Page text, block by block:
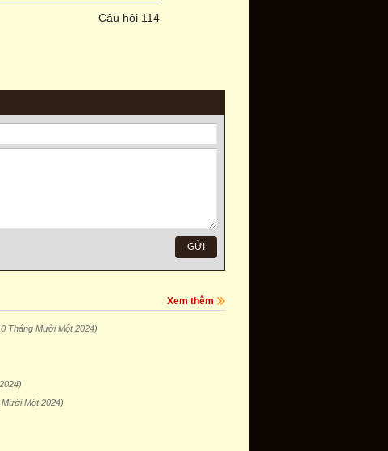
Câu hỏi 114
Xem thêm
Tháng Mười Một 2024)
Một 2024)